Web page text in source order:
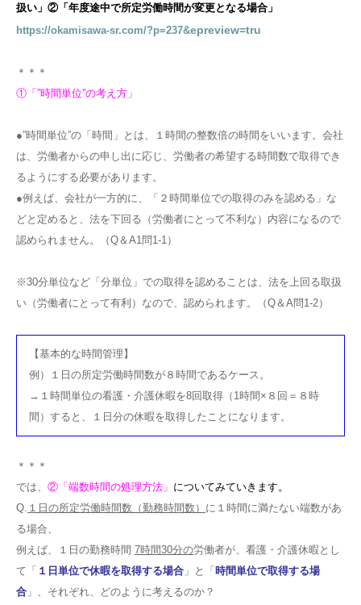
扱い」②「年度途中で所定労働時間が変更となる場合」
https://okamisawa-sr.com/?p=237&epreview=tru
＊＊＊
①「”時間単位”の考え方」
●”時間単位”の「時間」とは、１時間の整数倍の時間をいいます。会社
は、労働者からの申し出に応じ、労働者の希望する時間数で取得でき
るようにする必要があります。
●例えば、会社が一方的に、「２時間単位での取得のみを認める」な
どと定めると、法を下回る（労働者にとって不利な）内容になるので
認められません。（Q＆A1問1-1）
※30分単位など「分単位」での取得を認めることは、法を上回る取扱
い（労働者にとって有利）なので、認められます。（Q＆A問1-2）
【基本的な時間管理】
例）１日の所定労働時間数が８時間であるケース。
→１時間単位の看護・介護休暇を8回取得（1時間×８回＝８時
間）すると、１日分の休暇を取得したことになります。
＊＊＊
では、 ②「端数時間の処理方法」 についてみていきます。
Q. １日の所定労働時間数（勤務時間数） に１時間に満たない端数があ
る場合、
例えば、１日の勤務時間 7時間30分の労働者が、看護・介護休暇とし
て「 １日単位で休暇を取得する場合 」と「時間単位で取得する場
合 」、それぞれ、どのように考えるのか？